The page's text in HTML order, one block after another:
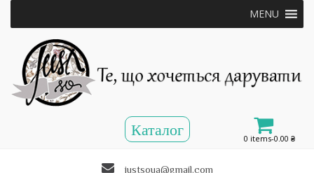
MENU
0 items-0.00₴
justsoua@gmail.com